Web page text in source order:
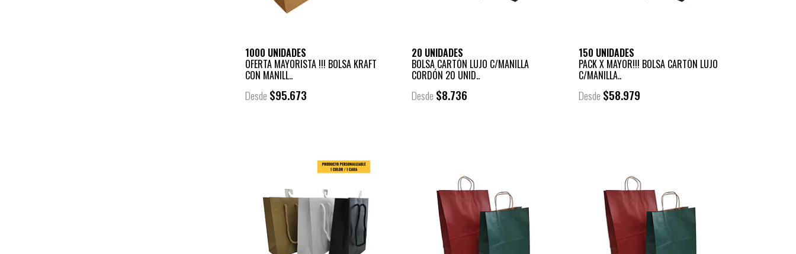
1000 UNIDADES
OFERTA MAYORISTA !!! BOLSA KRAFT
CON MANILL..
Desde $95.673
20 UNIDADES
BOLSA CARTÓN LUJO C/MANILLA
CORDÓN 20 UNID..
Desde $8.736
150 UNIDADES
PACK X MAYOR!!! BOLSA CARTÓN LUJO
C/MANILLA..
Desde $58.979